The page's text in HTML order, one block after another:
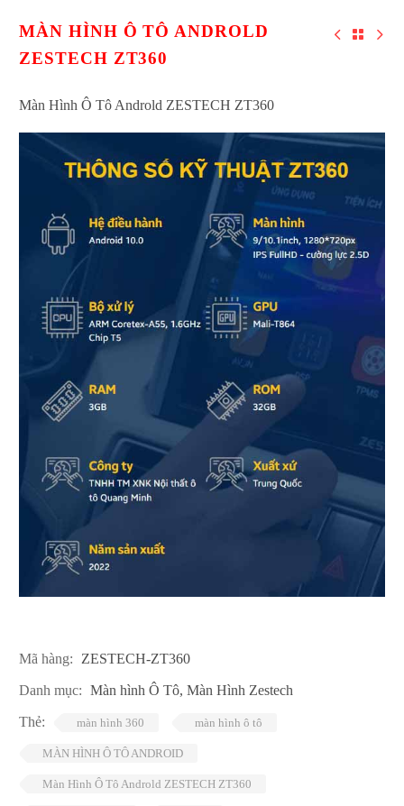
MÀN HÌNH Ô TÔ ANDROLD
ZESTECH ZT360
Màn Hình Ô Tô Androld ZESTECH ZT360
Mã hàng: ZESTECH-ZT360
Danh mục: Màn hình Ô Tô, Màn Hình Zestech
Thẻ: màn hình 360 màn hình ô tô
MÀN HÌNH Ô TÔ ANDROID
Màn Hình Ô Tô Androld ZESTECH ZT360